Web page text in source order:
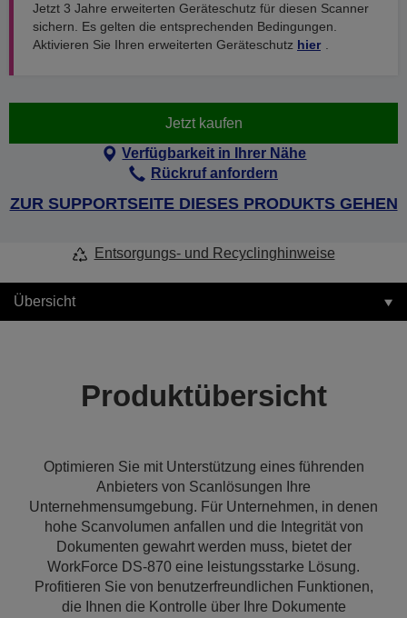
Jetzt 3 Jahre erweiterten Geräteschutz für diesen Scanner
sichern. Es gelten die entsprechenden Bedingungen.
Aktivieren Sie Ihren erweiterten Geräteschutz hier
Jetzt kaufen
Verfügbarkeit in Ihrer Nähe
Rückruf anfordern
ZUR SUPPORTSEITE DIESES PRODUKTS GEHEN
Entsorgungs- und Recyclinghinweise
Übersicht
Produktübersicht
Optimieren Sie mit Unterstützung eines führenden
Anbieters von Scanlösungen Ihre
Unternehmensumgebung. Für Unternehmen, in denen
hohe Scanvolumen anfallen und die Integrität von
Dokumenten gewahrt werden muss, bietet der
WorkForce DS-870 eine leistungsstarke Lösung.
Profitieren Sie von benutzerfreundlichen Funktionen,
die Ihnen die Kontrolle über Ihre Dokumente